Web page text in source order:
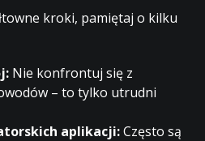
kroki, pamiętaj o kilku
Nie konfrontuj się z
– to tylko utrudni
aplikacji:Często są